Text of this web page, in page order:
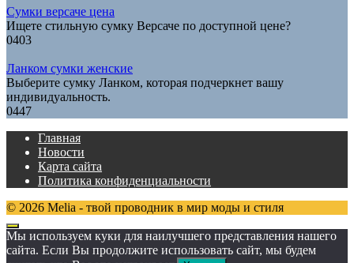
Сумки версаче цена
Ищете стильную сумку Версаче по доступной цене?
0403
Ланком сумки женские
Выберите сумку Ланком, которая подчеркнет вашу
индивидуальность.
0447
Главная
Новости
Карта сайта
Политика конфиденциальности
© 2026 Melia - твой проводник в мир моды и стиля
Мы используем куки для наилучшего представления нашего
сайта. Если Вы продолжите использовать сайт, мы будем